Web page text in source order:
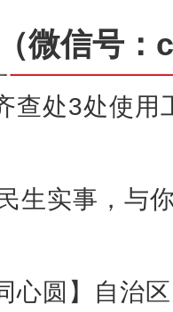
（微信号
查处3处使用
生实事，与
心圆】自治